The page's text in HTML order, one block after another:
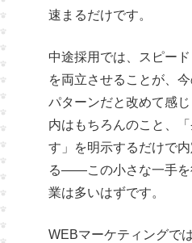
速まるだけです。
中途採用では、スピー
を両立させることが、
パターンだと改めて感
内はもちろんのこと、
す」を明示するだけで
る——この小さな一手を
業は多いはずです。
WEBマーケティングで